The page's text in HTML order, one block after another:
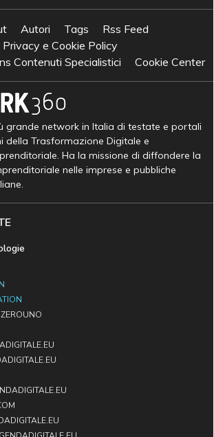
Autori Tags
Rss Feed
Privacy e Cookie Policy
Contenuti Specialistici
Cookie Center
grande network in Italia di testate e portali
della Trasformazione Digitale e
Ha la missione di diffondere la
nelle imprese e pubbliche
ZEROUNO